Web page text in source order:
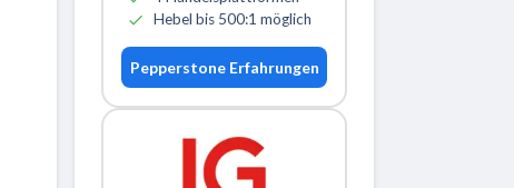
Hebel bis 500:1 möglich
Pepperstone Erfahrungen